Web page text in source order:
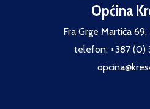
Općina
Fra Grge Martića
telefon: +387 (0)